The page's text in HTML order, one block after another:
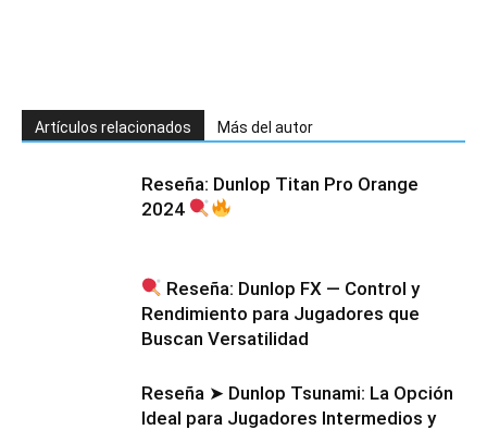
Artículos relacionados Más del autor
Reseña: Dunlop Titan Pro Orange
2024
Reseña: Dunlop FX — Control y
Rendimiento para Jugadores que
Buscan Versatilidad
Reseña ➤ Dunlop Tsunami: La Opción
Ideal para Jugadores Intermedios y